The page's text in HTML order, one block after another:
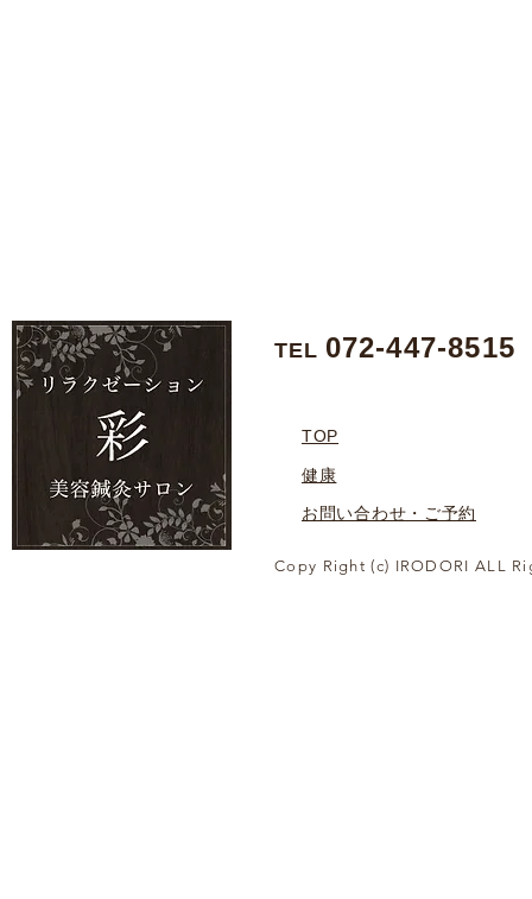
TEL 072-447-8515
TOP
健康
お問い合わせ・ご予約
Copy Right (c) IRODORI ALL